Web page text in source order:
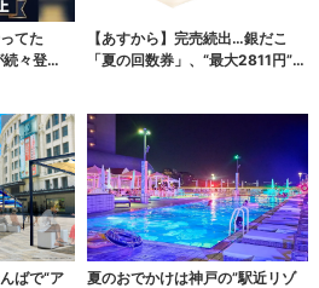
てた
々登
【あすから】完売続出…銀だこ
「夏の回数券」、“最大2811円”お
ばで“ア
夏のおでかけは神戸の”駅近リゾ